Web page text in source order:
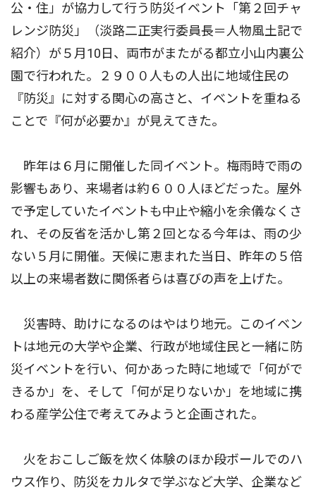
公・住」が協力して行う防災イベント「第２回チャ
レンジ防災」（淡路二正実行委員長＝人物風土記で
紹介）が５月10日、両市がまたがる都立小山内裏公
園で行われた。２９００人もの人出に地域住民の
『防災』に対する関心の高さと、イベントを重ねる
ことで『何が必要か』が見えてきた。
昨年は６月に開催した同イベント。梅雨時で雨の
影響もあり、来場者は約６００人ほどだった。屋外
で予定していたイベントも中止や縮小を余儀なくさ
れ、その反省を活かし第２回となる今年は、雨の少
ない５月に開催。天候に恵まれた当日、昨年の５倍
以上の来場者数に関係者らは喜びの声を上げた。
災害時、助けになるのはやはり地元。このイベン
トは地元の大学や企業、行政が地域住民と一緒に防
災イベントを行い、何かあった時に地域で「何がで
きるか」を、そして「何が足りないか」を地域に携
わる産学公住で考えてみようと企画された。
火をおこしご飯を炊く体験のほか段ボールでのハ
ウス作り、防災をカルタで学ぶなど大学、企業など